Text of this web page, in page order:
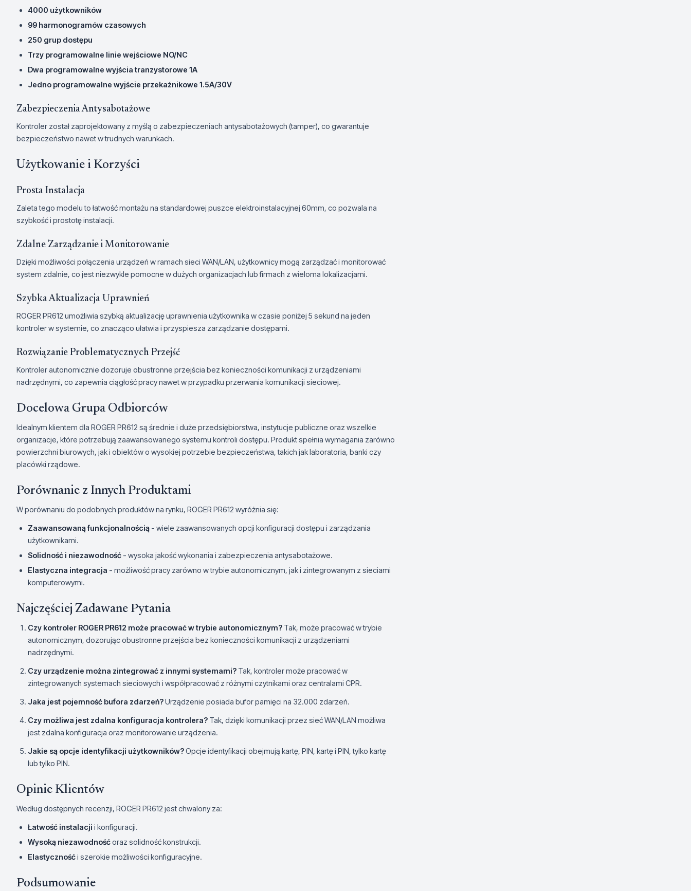
4000 użytkowników
99 harmonogramów czasowych
250 grup dostępu
Trzy programowalne linie wejściowe NO/NC
Dwa programowalne wyjścia tranzystorowe 1A
Jedno programowalne wyjście przekaźnikowe 1.5A/30V
Zabezpieczenia Antysabotażowe
Kontroler został zaprojektowany z myślą o zabezpieczeniach antysabotażowych (tamper), co gwarantuje
bezpieczeństwo nawet w trudnych warunkach.
Użytkowanie i Korzyści
Prosta Instalacja
Zaleta tego modelu to łatwość montażu na standardowej puszce elektroinstalacyjnej 60mm, co pozwala na
szybkość i prostotę instalacji.
Zdalne Zarządzanie i Monitorowanie
Dzięki możliwości połączenia urządzeń w ramach sieci WAN/LAN, użytkownicy mogą zarządzać i monitorować
system zdalnie, co jest niezwykle pomocne w dużych organizacjach lub firmach z wieloma lokalizacjami.
Szybka Aktualizacja Uprawnień
ROGER PR612 umożliwia szybką aktualizację uprawnienia użytkownika w czasie poniżej 5 sekund na jeden
kontroler w systemie, co znacząco ułatwia i przyspiesza zarządzanie dostępami.
Rozwiązanie Problematycznych Przejść
Kontroler autonomicznie dozoruje obustronne przejścia bez konieczności komunikacji z urządzeniami
nadrzędnymi, co zapewnia ciągłość pracy nawet w przypadku przerwania komunikacji sieciowej.
Docelowa Grupa Odbiorców
Idealnym klientem dla ROGER PR612 są średnie i duże przedsiębiorstwa, instytucje publiczne oraz wszelkie
organizacje, które potrzebują zaawansowanego systemu kontroli dostępu. Produkt spełnia wymagania zarówno
powierzchni biurowych, jak i obiektów o wysokiej potrzebie bezpieczeństwa, takich jak laboratoria, banki czy
placówki rządowe.
Porównanie z Innych Produktami
W porównaniu do podobnych produktów na rynku, ROGER PR612 wyróżnia się:
Zaawansowaną funkcjonalnością - wiele zaawansowanych opcji konfiguracji dostępu i zarządzania
użytkownikami.
Solidność i niezawodność - wysoka jakość wykonania i zabezpieczenia antysabotażowe.
Elastyczna integracja - możliwość pracy zarówno w trybie autonomicznym, jak i zintegrowanym z sieciami
komputerowymi.
Najczęściej Zadawane Pytania
Czy kontroler ROGER PR612 może pracować w trybie autonomicznym? Tak, może pracować w trybie
autonomicznym, dozorując obustronne przejścia bez konieczności komunikacji z urządzeniami
nadrzędnymi.
Czy urządzenie można zintegrować z innymi systemami? Tak, kontroler może pracować w
zintegrowanych systemach sieciowych i współpracować z różnymi czytnikami oraz centralami CPR.
Jaka jest pojemność bufora zdarzeń?Urządzenie posiada bufor pamięci na 32.000 zdarzeń.
Czy możliwa jest zdalna konfiguracja kontrolera? Tak, dzięki komunikacji przez sieć WAN/LAN możliwa
jest zdalna konfiguracja oraz monitorowanie urządzenia.
Jakie są opcje identyfikacji użytkowników?Opcje identyfikacji obejmują kartę, PIN, kartę i PIN, tylko kartę
lub tylko PIN.
Opinie Klientów
Według dostępnych recenzji, ROGER PR612 jest chwalony za:
Łatwość instalacji i konfiguracji.
Wysoką niezawodnośćoraz solidność konstrukcji.
Elastycznośći szerokie możliwości konfiguracyjne.
Podsumowanie